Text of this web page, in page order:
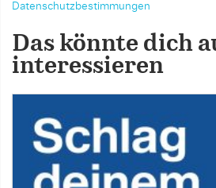
Datenschutzbestimmungen
Das könnte dich
interessieren